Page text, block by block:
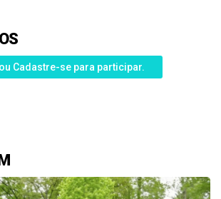
Cadastre-se para participar.